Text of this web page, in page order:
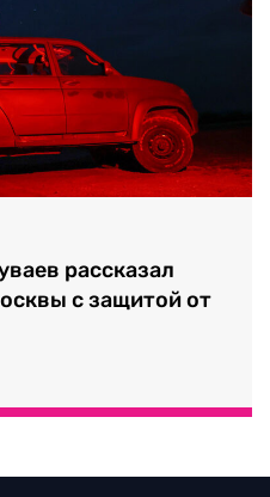
рассказал
с защитой от